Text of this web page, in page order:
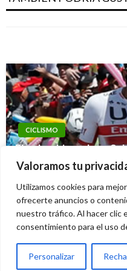
Valoramos tu
Utilizamos cookies para
ofrecerte anuncios o
nuestro tráfico. Al hacer clic
consentimiento para el uso
Personalizar
Iván Briceño viernes julio 20,
nos rendiremos:
CICLISMO
El colombiano Juan
encabeza la lista de
Iván Briceño lunes diciembre